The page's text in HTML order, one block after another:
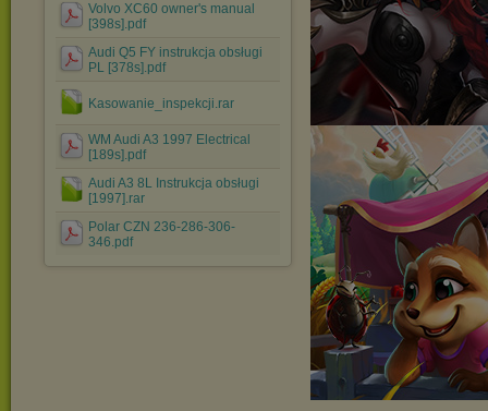
Volvo XC60 owner's manual
[398s].pdf
Audi Q5 FY instrukcja obsługi
PL [378s].pdf
Kasowanie_inspekcji.rar
WM Audi A3 1997 Electrical
[189s].pdf
Audi A3 8L Instrukcja obsługi
[1997].rar
Polar CZN 236-286-306-
346.pdf